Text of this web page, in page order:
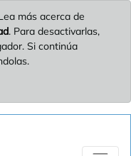
más acerca de
. Para desactivarlas,
Si continúa